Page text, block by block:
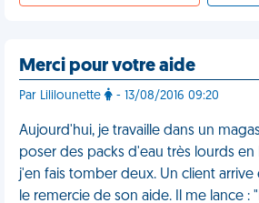
Merci pour votre aide
Par Lililounette - 13/08/2016 09:20
Aujourd'hui, je travaille dans un
poser des packs d'eau très lourds
j'en fais tomber deux. Un client arrive
le remercie de son aide. Il me lance :